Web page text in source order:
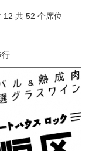
12 共 52 个席位
行